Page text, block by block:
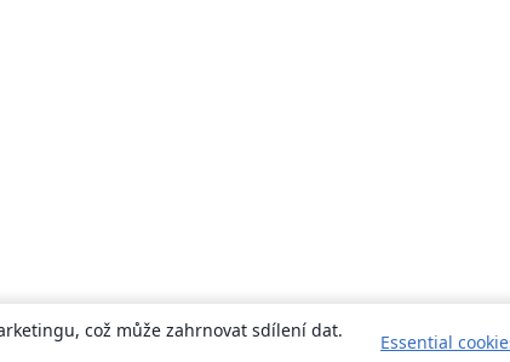
což může zahrnovat sdílení dat.
Essential